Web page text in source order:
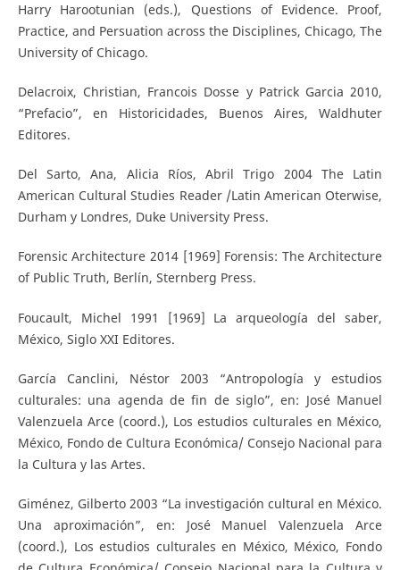
Harry Harootunian (eds.), Questions of Evidence. Proof,
Practice, and Persuation across the Disciplines, Chicago, The
University of Chicago.
Delacroix, Christian, Francois Dosse y Patrick Garcia 2010,
“Prefacio”, en Historicidades, Buenos Aires, Waldhuter
Editores.
Del Sarto, Ana, Alicia Ríos, Abril Trigo 2004 The Latin
American Cultural Studies Reader /Latin American Oterwise,
Durham y Londres, Duke University Press.
Forensic Architecture 2014 [1969] Forensis: The Architecture
of Public Truth, Berlín, Sternberg Press.
Foucault, Michel 1991 [1969] La arqueología del saber,
México, Siglo XXI Editores.
García Canclini, Néstor 2003 “Antropología y estudios
culturales: una agenda de fin de siglo”, en: José Manuel
Valenzuela Arce (coord.), Los estudios culturales en México,
México, Fondo de Cultura Económica/ Consejo Nacional para
la Cultura y las Artes.
Giménez, Gilberto 2003 “La investigación cultural en México.
Una aproximación”, en: José Manuel Valenzuela Arce
(coord.), Los estudios culturales en México, México, Fondo